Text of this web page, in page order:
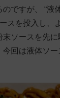
ですが、 “液
スを投入し、
ソースを先
回は液体ソー